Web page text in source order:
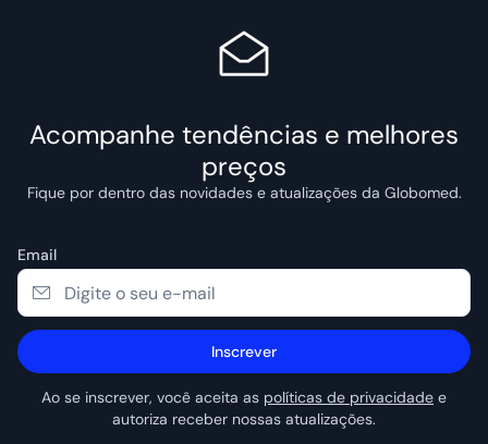
Acompanhe tendências e melhores
preços
Fique por dentro das novidades e atualizações da Globomed.
Email
Inscrever
Ao se inscrever, você aceita as políticas de privacidade e
autoriza receber nossas atualizações.